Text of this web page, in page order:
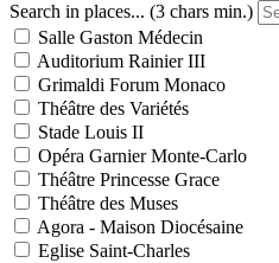
Search in places... (3 chars min.)
Salle Gaston Médecin
Auditorium Rainier III
Grimaldi Forum Monaco
Théâtre des Variétés
Stade Louis II
Opéra Garnier Monte-Carlo
Théâtre Princesse Grace
Théâtre des Muses
Agora - Maison Diocésaine
Eglise Saint-Charles